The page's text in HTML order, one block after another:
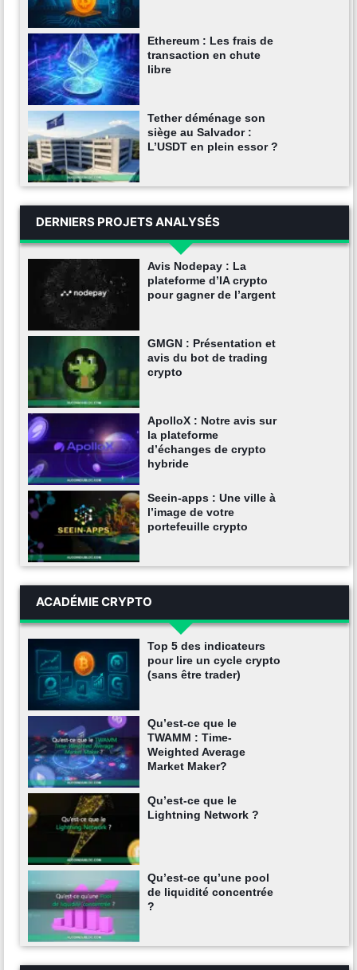
Ethereum : Les frais de
transaction en chute
libre
Tether déménage son
siège au Salvador :
L’USDT en plein essor ?
DERNIERS PROJETS ANALYSÉS
Avis Nodepay : La
plateforme d’IA crypto
pour gagner de l’argent
GMGN : Présentation et
avis du bot de trading
crypto
ApolloX : Notre avis sur
la plateforme
d’échanges de crypto
hybride
Seein-apps : Une ville à
l’image de votre
portefeuille crypto
ACADÉMIE CRYPTO
Top 5 des indicateurs
pour lire un cycle crypto
(sans être trader)
Qu’est-ce que le
TWAMM : Time-
Weighted Average
Market Maker?
Qu’est-ce que le
Lightning Network ?
Qu’est-ce qu’une pool
de liquidité concentrée
?